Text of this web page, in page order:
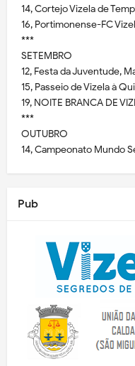
14, Cortejo Vizela de
16, Portimonense-FC
***
SETEMBRO
12, Festa da Juventude,
15, Passeio de Vizela à
19, NOITE BRANCA DE
***
OUTUBRO
14, Campeonato Mundo
Pub